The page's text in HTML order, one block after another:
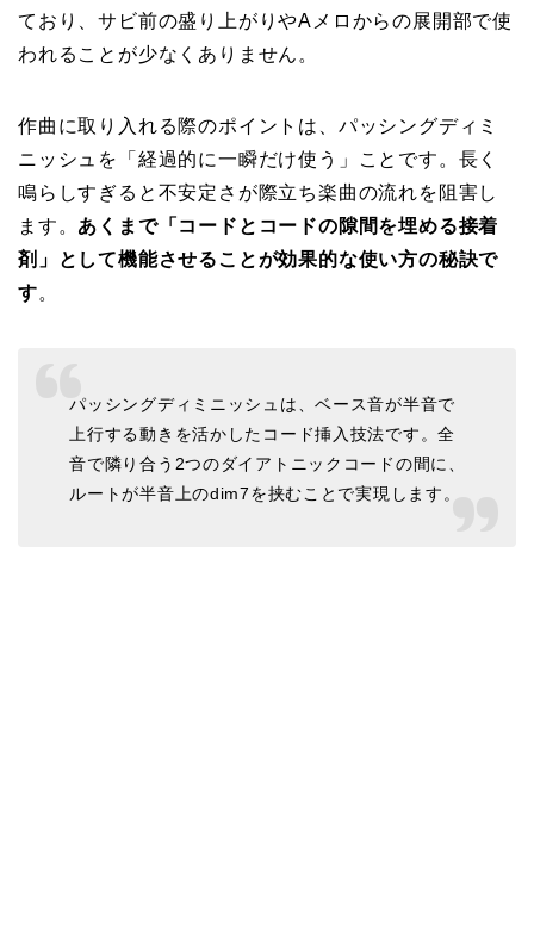
ており、サビ前の盛り上がりやAメロからの展開部で使
われることが少なくありません。
作曲に取り入れる際のポイントは、パッシングディミ
ニッシュを「経過的に一瞬だけ使う」ことです。長く
鳴らしすぎると不安定さが際立ち楽曲の流れを阻害し
ます。 あくまで「コードとコードの隙間を埋める接着
剤」として機能させることが効果的な使い方の秘訣で
す。
パッシングディミニッシュは、ベース音が半音で
上行する動きを活かしたコード挿入技法です。全
音で隣り合う2つのダイアトニックコードの間に、
ルートが半音上のdim7を挟むことで実現します。